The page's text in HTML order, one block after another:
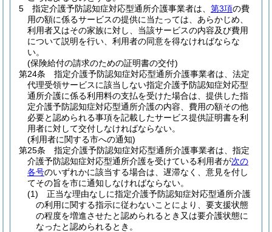
5
指定介護予防認知症対応型通所介護事業者は、 第3項の費
用の額に係るサービスの提供に当たっては、あらかじめ、
利用者又はその家族に対し、当該サービスの内容及び費用
について説明を行い、利用者の同意を得なければならな
い。
(保険給付の請求のための証明書の交付)
第24条
指定介護予防認知症対応型通所介護事業者は、法定
代理受領サービスに該当しない指定介護予防認知症対応型
通所介護に係る利用料の支払を受けた場合は、提供した指
定介護予防認知症対応型通所介護の内容、費用の額その他
必要と認められる事項を記載したサービス提供証明書を利
用者に対して交付しなければならない。
(利用者に関する市への通知)
第25条
指定介護予防認知症対応型通所介護事業者は、指定
介護予防認知症対応型通所介護を受けている利用者が次の
各号のいずれかに該当する場合は、遅滞なく、意見を付し
てその旨を市に通知しなければならない。
(1)
正当な理由なしに指定介護予防認知症対応型通所介護
の利用に関する指示に従わないことにより、要支援状態
の程度を増進させたと認められるとき又は要介護状態に
なったと認められるとき。